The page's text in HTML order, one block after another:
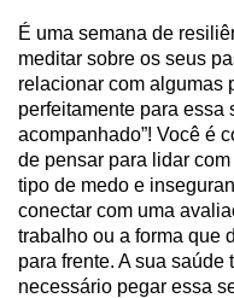
É uma semana de
meditar sobre os seus
relacionar com algumas
perfeitamente para essa
acompanhado”! Você é
de pensar para lidar
tipo de medo e
conectar com uma
trabalho ou a forma que
para frente. A sua
necessário pegar essa